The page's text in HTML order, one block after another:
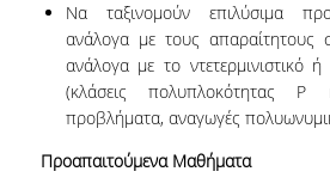
ΠΜΣ ΣΤΑ ΜΑΘΗΜΑΤΙΚΑ
ΠΑΡΑΓΩΓΗΣ
ΔΙΔΑΚΤΟΡΙΚΟ
ΣΕΜΙΝΑΡΙΑ & ΕΚΔΗΛΩΣΕΙΣ
Να ταξινομούν επιλύσιμα
ανάλογα με τους απαραίτητους
ανάλογα με το ντετερμινιστικό
(κλάσεις πολυπλοκότητας
προβλήματα, αναγωγές
Προαπαιτούμενα Μαθήματα